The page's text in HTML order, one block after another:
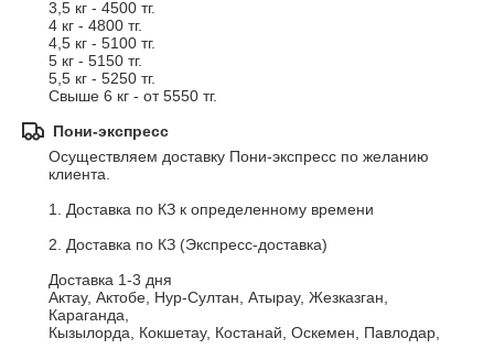
3,5 кг - 4500 тг.
4 кг - 4800 тг.
4,5 кг - 5100 тг.
5 кг - 5150 тг.
5,5 кг - 5250 тг.
Свыше 6 кг - от 5550 тг.
Пони-экспресс
Осуществляем доставку Пони-экспресс по желанию
клиента.
1. Доставка по КЗ к определенному времени
2. Доставка по КЗ (Экспресс-доставка)
Доставка 1-3 дня
Актау, Актобе, Нур-Султан, Атырау, Жезказган,
Караганда,
Кызылорда, Кокшетау, Костанай, Оскемен, Павлодар,